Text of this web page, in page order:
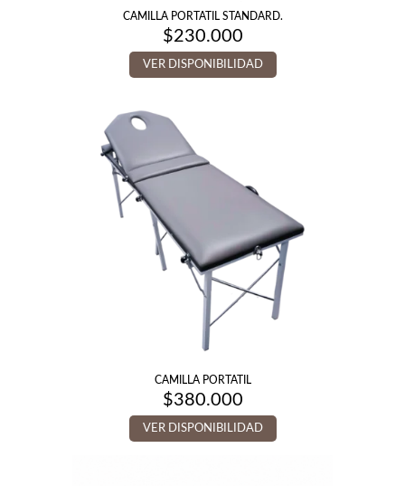
CAMILLA PORTATIL STANDARD.
$230.000
VER DISPONIBILIDAD
CAMILLA PORTATIL
$380.000
VER DISPONIBILIDAD